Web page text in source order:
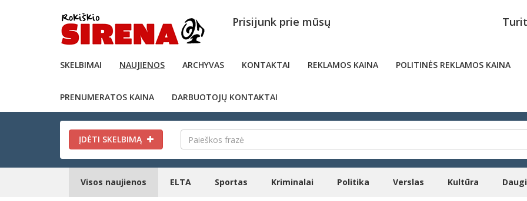
Prisijunk prie mūsų
SKELBIMAI NAUJIENOS ARCHYVAS KONTAKTAI REKLAMOS KAINA POLITINĖS REKLAMOS KAINA
PRENUMERATOS KAINA DARBUOTOJŲ KONTAKTAI
ĮDĖTI SKELBIMĄ
Visos naujienos ELTA Sportas Kriminalai Politika Verslas Kultūra